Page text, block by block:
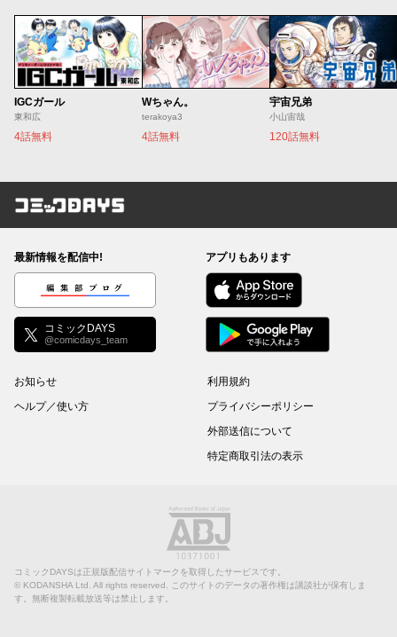
IGCガール
東和広
4話無料
Wちゃん。
terakoya3
4話無料
宇宙兄弟
小山宙哉
120話無料
コミックDAYS
最新情報を配信中!
編集部ブログ
コミックDAYS
@comicdays_team
アプリもあります
お知らせ
ヘルプ／使い方
利用規約
プライバシーポリシー
外部送信について
特定商取引法の表示
コミックDAYSは正規版配信サイトマークを取得したサービスです。
© KODANSHA Ltd. All rights reserved. このサイトのデータの著作権は講談社が保有しま
す。無断複製転載放送等は禁止します。